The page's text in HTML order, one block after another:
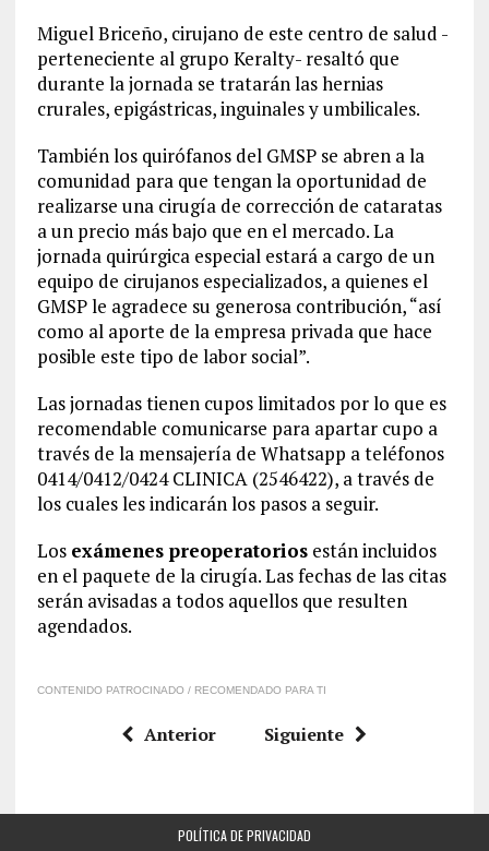
Miguel Briceño, cirujano de este centro de salud -
perteneciente al grupo Keralty- resaltó que
durante la jornada se tratarán las hernias
crurales, epigástricas, inguinales y umbilicales.
También los quirófanos del GMSP se abren a la
comunidad para que tengan la oportunidad de
realizarse una cirugía de corrección de cataratas
a un precio más bajo que en el mercado. La
jornada quirúrgica especial estará a cargo de un
equipo de cirujanos especializados, a quienes el
GMSP le agradece su generosa contribución, “así
como al aporte de la empresa privada que hace
posible este tipo de labor social”.
Las jornadas tienen cupos limitados por lo que es
recomendable comunicarse para apartar cupo a
través de la mensajería de Whatsapp a teléfonos
0414/0412/0424 CLINICA (2546422), a través de
los cuales les indicarán los pasos a seguir.
Los exámenes preoperatoriosestán incluidos
en el paquete de la cirugía. Las fechas de las citas
serán avisadas a todos aquellos que resulten
agendados.
CONTENIDO PATROCINADO / RECOMENDADO PARA TI
Anterior Siguiente
POLÍTICA DE PRIVACIDAD